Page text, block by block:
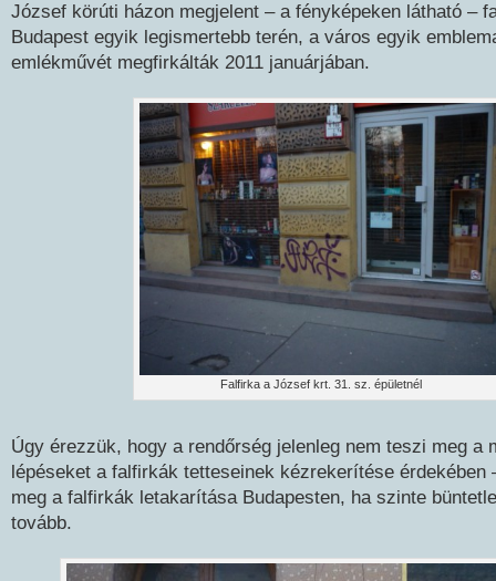
József körúti házon megjelent – a fényképeken látható –
Budapest egyik legismertebb terén, a város egyik
emlékművét megfirkálták 2011 januárjában.
Falfirka a József krt. 31. sz. épületnél
Úgy érezzük, hogy a rendőrség jelenleg nem teszi meg a
lépéseket a falfirkák tetteseinek kézrekerítése érdekében
meg a falfirkák letakarítása Budapesten, ha szinte
tovább.